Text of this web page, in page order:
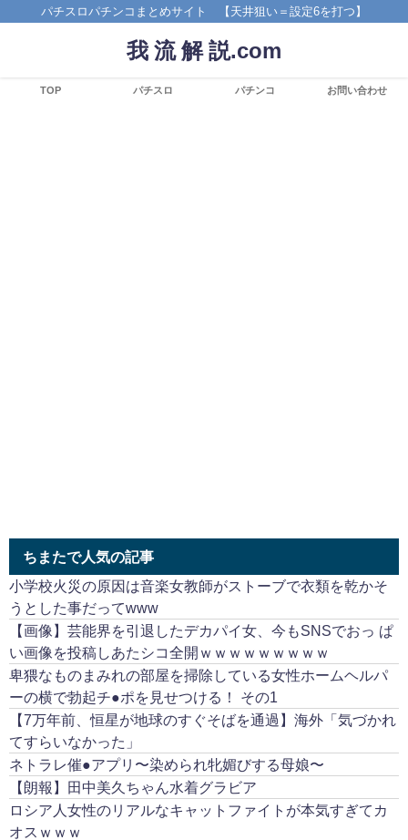
パチスロパチンコまとめサイト 【天井狙い＝設定6を打つ】
我 流 解 説.com
TOP パチスロ パチンコ お問い合わせ
ちまたで人気の記事
小学校火災の原因は音楽女教師がストーブで衣類を乾かそ
うとした事だってwww
【画像】芸能界を引退したデカパイ女、今もSNSでおっ ぱ
い画像を投稿しあたシコ全開ｗｗｗｗｗｗｗｗｗ
卑猥なものまみれの部屋を掃除している女性ホームヘルパ
ーの横で勃起チ●ポを見せつける！ その1
【7万年前、恒星が地球のすぐそばを通過】海外「気づかれ
てすらいなかった」
ネトラレ催●アプリ〜染められ牝媚びする母娘〜
【朗報】田中美久ちゃん水着グラビア
ロシア人女性のリアルなキャットファイトが本気すぎてカ
オスｗｗｗ